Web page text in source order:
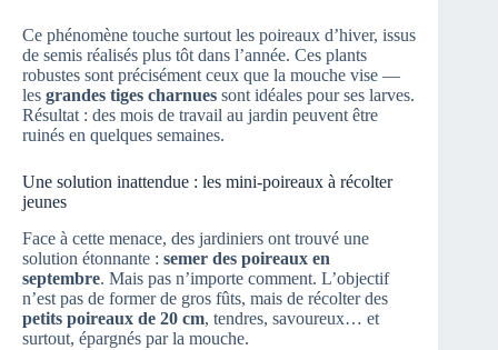
Ce phénomène touche surtout les poireaux d’hiver, issus
de semis réalisés plus tôt dans l’année. Ces plants
robustes sont précisément ceux que la mouche vise —
les grandes tiges charnues sont idéales pour ses larves.
Résultat : des mois de travail au jardin peuvent être
ruinés en quelques semaines.
Une solution inattendue : les mini-poireaux à récolter
jeunes
Face à cette menace, des jardiniers ont trouvé une
solution étonnante : semer des poireaux en
septembre. Mais pas n’importe comment. L’objectif
n’est pas de former de gros fûts, mais de récolter des
petits poireaux de 20 cm, tendres, savoureux… et
surtout, épargnés par la mouche.